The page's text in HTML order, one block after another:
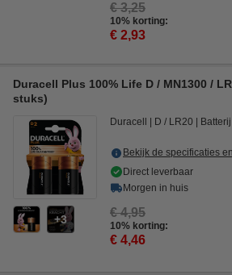
€ 3,25
10% korting:
€ 2,93
Duracell Plus 100% Life D / MN1300 /
stuks)
3
Duracell D / LR20 Batterij
Bekijk de specificaties
Direct leverbaar
Morgen in huis
€ 4,95
10% korting:
€ 4,46